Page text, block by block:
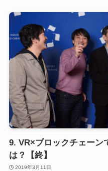
9. VR×ブロックチェーン
は？【終】
2019年3月11日